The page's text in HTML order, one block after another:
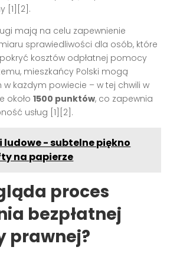
[1][2].
mają na celu zapewnienie
sprawiedliwości dla osób, które
kosztów odpłatnej pomocy
mieszkańcy Polski mogą
w każdym powiecie – w tej chwili w
około1500 punktów, co zapewnia
usług [1][2].
ludowe - subtelne piękno
na papierze
proces
bezpłatnej
prawnej?